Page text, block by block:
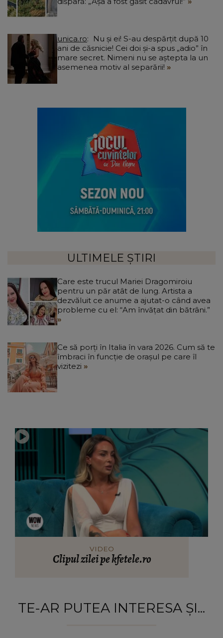
unica.ro
ani de căsnicie! Cei doi și-a spus „adio” în
mare secret. Nimeni nu se aștepta la un
asemenea motiv al separării!
ULTIMELE ȘTIRI
Care este trucul Mariei Dragomiroiu
pentru un păr atât de lung. Artista a
dezvăluit ce anume a ajutat-o când avea
probleme cu el: “Am învățat din bătrâni.”
Ce să porți în Italia în vara 2026. Cum să te
îmbraci în funcție de orașul pe care îl
vizitezi
VIDEO
Clipul zilei pe kfetele.ro
TE-AR PUTEA INTERESA ȘI...